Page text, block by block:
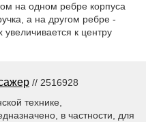
на одном ребре корпуса
а на другом ребре -
увеличивается к центру
// 2516928
технике,
в частности, для